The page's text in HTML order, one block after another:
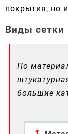
покрытия, но
Виды сетки
По
большие